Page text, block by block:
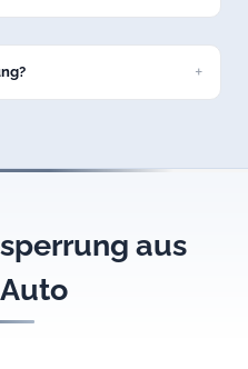
uns auf die
Lengenwang.
aus